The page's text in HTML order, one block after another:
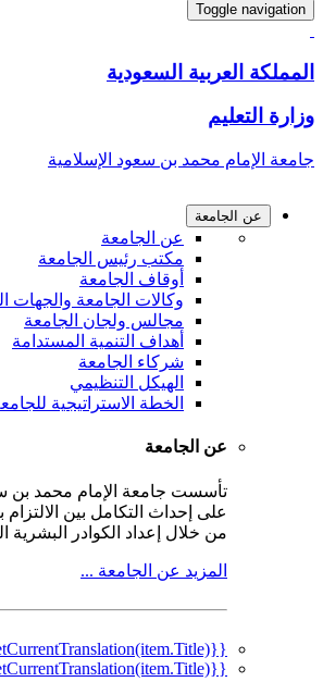
Toggle navigation
المملكة العربية السعودية
وزارة التعليم
جامعة الإمام محمد بن سعود الإسلامية
عن الجامعة
عن الجامعة
مكتب رئيس الجامعة
أوقاف الجامعة
وكالات الجامعة والجهات
مجالس ولجان الجامعة
أهداف التنمية المستدامة
شركاء الجامعة
الهيكل التنظيمي
الخطة الاستراتيجية
عن الجامعة
على إحداث التكامل بين
من خلال إعداد الكوادر البشرية
المزيد عن الجامعة ...
{{mmc.getCurrentTranslation(item.Title)}}
{{mmc.getCurrentTranslation(item.Title)}}